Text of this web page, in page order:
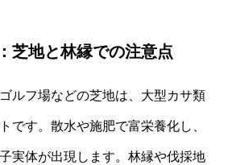
芝地と林縁での注意点
ルフ場などの芝地は、大型カサ類
です。散水や施肥で富栄養化し、
実体が出現します。林縁や伐採地